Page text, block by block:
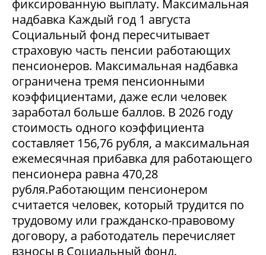
фиксированную выплату. Максимальная
надбавка Каждый год 1 августа
Социальный фонд пересчитывает
страховую часть пенсии работающих
пенсионеров. Максимальная надбавка
ограничена тремя пенсионными
коэффициентами, даже если человек
заработал больше баллов. В 2026 году
стоимость одного коэффициента
составляет 156,76 рубля, а максимальная
ежемесячная прибавка для работающего
пенсионера равна 470,28
рубля.Работающим пенсионером
считается человек, который трудится по
трудовому или гражданско-правовому
договору, а работодатель перечисляет
взносы в Социальный фонд.